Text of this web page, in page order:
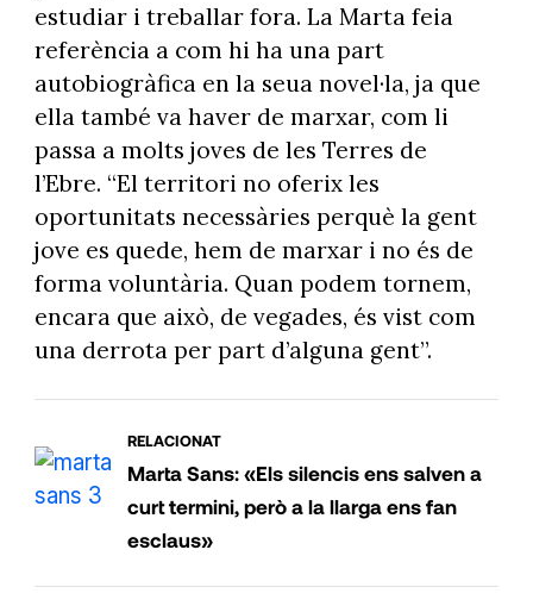
estudiar i treballar fora. La Marta feia
referència a com hi ha una part
autobiogràfica en la seua novel·la, ja que
ella també va haver de marxar, com li
passa a molts joves de les Terres de
l’Ebre. “El territori no oferix les
oportunitats necessàries perquè la gent
jove es quede, hem de marxar i no és de
forma voluntària. Quan podem tornem,
encara que això, de vegades, és vist com
una derrota per part d’alguna gent”.
RELACIONAT
Marta Sans: «Els silencis ens salven a
curt termini, però a la llarga ens fan
esclaus»